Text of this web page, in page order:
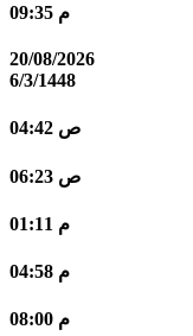
09:35 م
20/08/2026
6/3/1448
04:42 ص
06:23 ص
01:11 م
04:58 م
08:00 م